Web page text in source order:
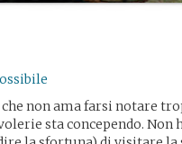
non ama farsi notare
sta concependo. Non